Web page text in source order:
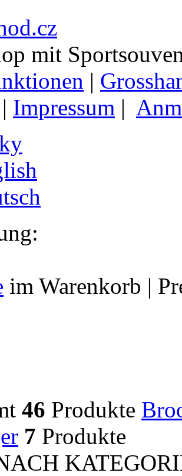
mit
|
| Impressum |
im Warenkorb |
46 Produkte
7 Produkte